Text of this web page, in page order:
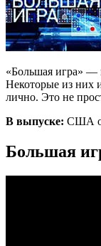
«Большая игра» —
Некоторые из них
лично. Это не
В выпуске: США
Большая